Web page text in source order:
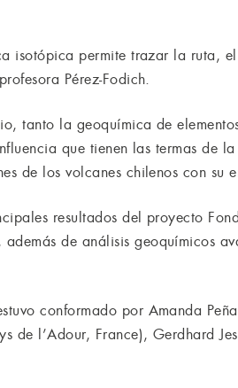
isotópica permite trazar la ruta,
Pérez-Fodich.
tanto la geoquímica de
que tienen las termas de
de los volcanes chilenos con su
resultados del proyecto
de análisis geoquímicos
conformado por Amanda
de l’Adour, France), Gerdhard